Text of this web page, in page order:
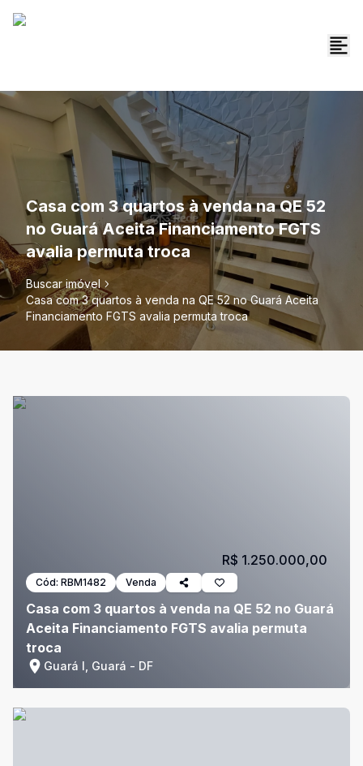
Casa com 3 quartos à venda na QE 52
no Guará Aceita Financiamento FGTS
avalia permuta troca
Buscar imóvel
Casa com 3 quartos à venda na QE 52 no Guará Aceita
Financiamento FGTS avalia permuta troca
Cód: RBM1482 Venda
Casa com 3 quartos à venda na QE 52 no Guará
Aceita Financiamento FGTS avalia permuta
troca
Guará I, Guará - DF
R$ 1.250.000,00